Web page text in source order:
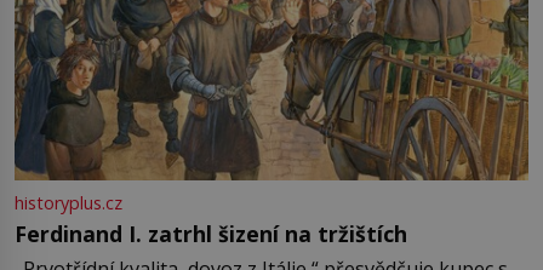
historyplus.cz
Ferdinand I. zatrhl šizení na tržištích